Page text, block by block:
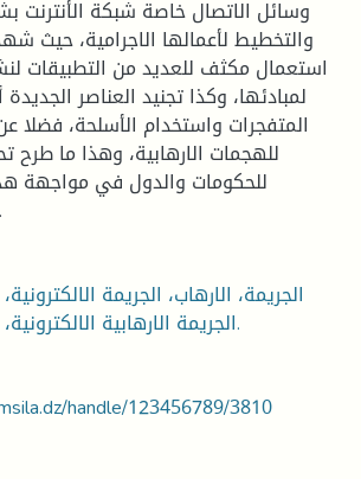
وسائل الاتصال خاصة شبكة الأنترنت
والتخطيط لأعمالها الاجرامية، حيث
استعمال مكثف للعديد من التطبيقات
لمبادئها، وكذا تجنيد العناصر
المتفجرات واستخدام الأسلحة، فضلا
للهجمات الارهابية، وهذا ما طرح
للحكومات والدول في مواجهة
الالكترونية الجديدة.
الجريمة، الارهاب، الجريمة
الجريمة الارهابية الالكترونية، الأنظمة الالكترونية.
handle/123456789/3810